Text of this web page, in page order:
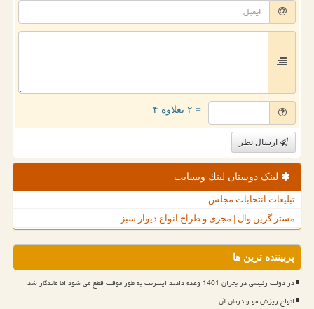
= ۲ بعلاوه ۴
ارسال نظر
لینک دوستان لینك وبسایت
تبلیغات انتخابات مجلس
مستر گرین وال | مجری و طراح انواع دیوار سبز
پربیننده ترین ها
در دولت رئیسی در بحران 1401 وعده دادند اینترنت به طور موقت قطع می شود اما ماندگار شد
انواع ریزش مو و درمان آن